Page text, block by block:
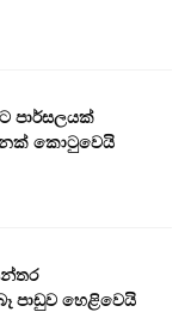
පාර්සලයක්
කොටුවෙයි
පාඩුව හෙළිවෙයි